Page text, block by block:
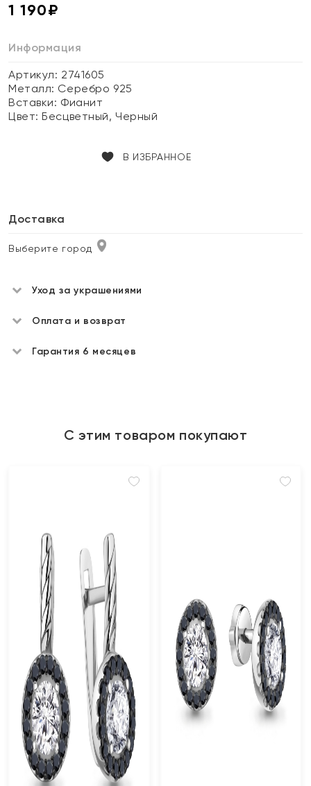
1 190₽
Информация
Артикул: 2741605
Металл: Серебро 925
Вставки: Фианит
Цвет:Бесцветный, Черный
В ИЗБРАННОЕ
Доставка
Выберите город
Уход за украшениями
Оплата и возврат
Гарантия 6 месяцев
С этим товаром покупают